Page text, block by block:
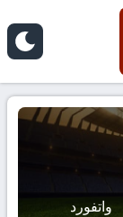
واتفورد